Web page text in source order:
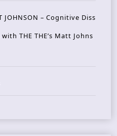
JOHNSON – Cognitive Diss
THE THE’s Matt Johns